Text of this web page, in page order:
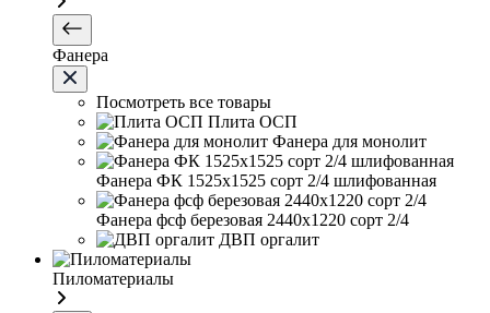
Фанера
Посмотреть все товары
Плита ОСП
Фанера для монолит
Фанера ФК 1525х1525 сорт 2/4 шлифованная
Фанера фсф березовая 2440х1220 сорт 2/4
ДВП оргалит
Пиломатериалы